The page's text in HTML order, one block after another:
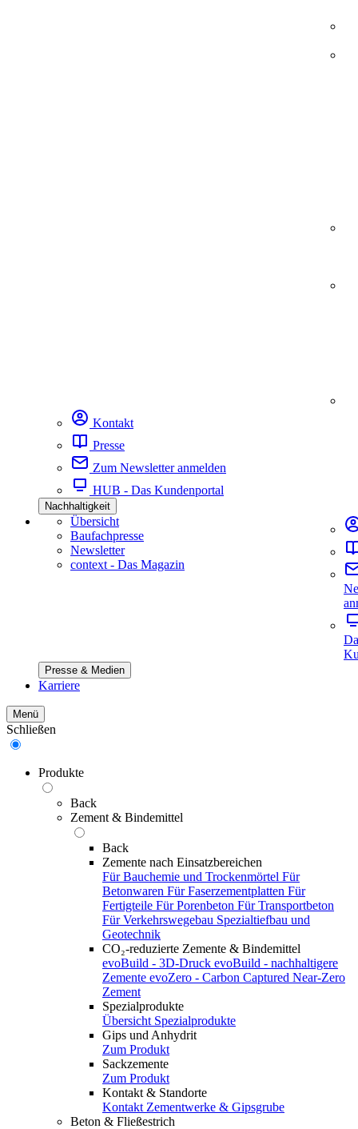
Kontakt
Presse
Zum Newsletter anmelden
HUB - Das Kundenportal
Nachhaltigkeit
Übersicht
Baufachpresse
Newsletter
context - Das Magazin
Presse & Medien
Karriere
Menü
Schließen
Produkte
Back
Zement & Bindemittel
Back
Zemente nach Einsatzbereichen
Für Bauchemie und Trockenmörtel Für
Betonwaren Für Faserzementplatten Für
Fertigteile Für Porenbeton Für Transportbeton
Für Verkehrswegebau Spezialtiefbau und
Geotechnik
CO₂-reduzierte Zemente & Bindemittel
evoBuild - 3D-Druck evoBuild - nachhaltigere
Zemente evoZero - Carbon Captured Near-Zero
Zement
Spezialprodukte
Übersicht Spezialprodukte
Gips und Anhydrit
Zum Produkt
Sackzemente
Zum Produkt
Kontakt & Standorte
Kontakt Zementwerke & Gipsgrube
Beton & Fließestrich